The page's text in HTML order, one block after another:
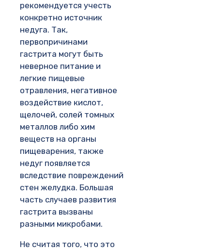
рекомендуется учесть
конкретно источник
недуга. Так,
первопричинами
гастрита могут быть
неверное питание и
легкие пищевые
отравления, негативное
воздействие кислот,
щелочей, солей томных
металлов либо хим
веществ на органы
пищеварения, также
недуг появляется
вследствие повреждений
стен желудка. Большая
часть случаев развития
гастрита вызваны
разными микробами.
Не считая того, что это